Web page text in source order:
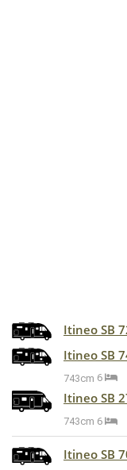
Itineo SB
Itineo SB
743cm 6
Itineo SB
743cm 6
Itineo SB